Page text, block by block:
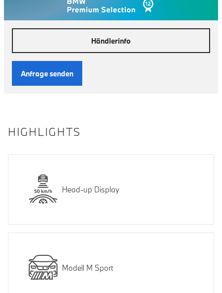
Händlerinfo
Anfrage senden
HIGHLIGHTS
Head-up Display
Modell M Sport